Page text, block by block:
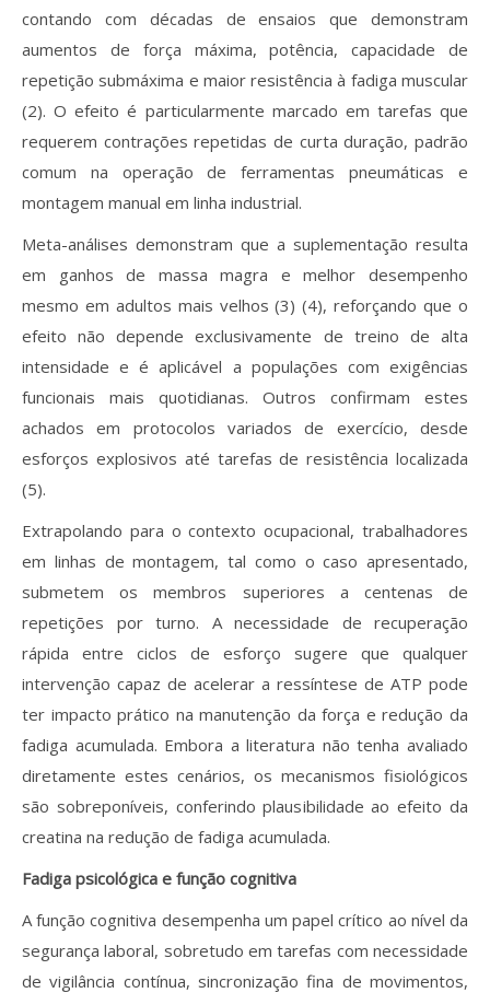
contando com décadas de ensaios que demonstram
aumentos de força máxima, potência, capacidade de
repetição submáxima e maior resistência à fadiga muscular
(2). O efeito é particularmente marcado em tarefas que
requerem contrações repetidas de curta duração, padrão
comum na operação de ferramentas pneumáticas e
montagem manual em linha industrial.
Meta-análises demonstram que a suplementação resulta
em ganhos de massa magra e melhor desempenho
mesmo em adultos mais velhos (3) (4), reforçando que o
efeito não depende exclusivamente de treino de alta
intensidade e é aplicável a populações com exigências
funcionais mais quotidianas. Outros confirmam estes
achados em protocolos variados de exercício, desde
esforços explosivos até tarefas de resistência localizada
(5).
Extrapolando para o contexto ocupacional, trabalhadores
em linhas de montagem, tal como o caso apresentado,
submetem os membros superiores a centenas de
repetições por turno. A necessidade de recuperação
rápida entre ciclos de esforço sugere que qualquer
intervenção capaz de acelerar a ressíntese de ATP pode
ter impacto prático na manutenção da força e redução da
fadiga acumulada. Embora a literatura não tenha avaliado
diretamente estes cenários, os mecanismos fisiológicos
são sobreponíveis, conferindo plausibilidade ao efeito da
creatina na redução de fadiga acumulada.
Fadiga psicológica e função cognitiva
A função cognitiva desempenha um papel crítico ao nível da
segurança laboral, sobretudo em tarefas com necessidade
de vigilância contínua, sincronização fina de movimentos,